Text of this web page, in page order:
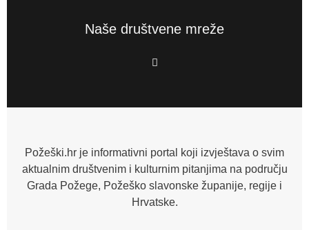
Naše društvene mreže
F
a
o
f
Požeški.hr je informativni portal koji izvještava o svim
aktualnim društvenim i kulturnim pitanjima na području
Grada Požege, Požeško slavonske županije, regije i
Hrvatske.